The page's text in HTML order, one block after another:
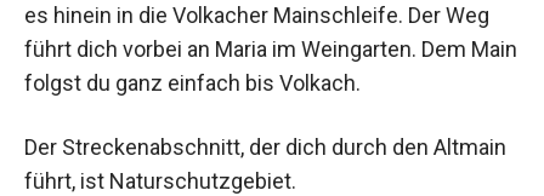
es hinein in die Volkacher Mainschleife. Der Weg
führt dich vorbei an Maria im Weingarten. Dem Main
folgst du ganz einfach bis Volkach.
Der Streckenabschnitt, der dich durch den Altmain
führt, ist Naturschutzgebiet.